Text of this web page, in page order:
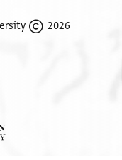
2026 The Trustees of Princeton University